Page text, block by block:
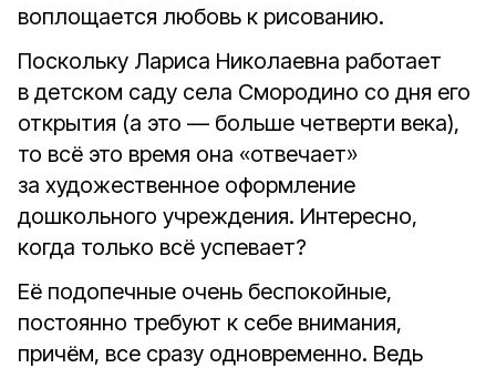
воплощается любовь к рисованию.
Поскольку Лариса Николаевна работает
в детском саду села Смородино со дня его
открытия (а это — больше четверти века),
то всё это время она «отвечает»
за художественное оформление
дошкольного учреждения. Интересно,
когда только всё успевает?
Её подопечные очень беспокойные,
постоянно требуют к себе внимания,
причём, все сразу одновременно. Ведь